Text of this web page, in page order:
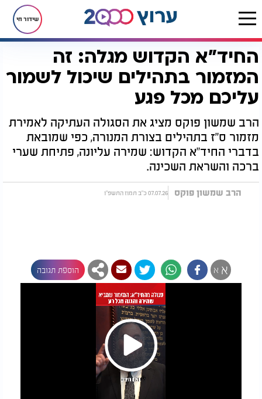
שידור חי
דף הבית יהדות סגולות החיד"א הקדוש מגלה: זה המזמור בתהילים שיכול לשמור עליכם מכל פגע
החיד"א הקדוש מגלה: זה
המזמור בתהילים שיכול לשמור
עליכם מכל פגע
הרב שמשון פוקס מציג את הסגולה העתיקה לאמירת
מזמור ס"ז בתהילים בצורת המנורה, כפי שמובאת
בדברי החיד"א הקדוש: שמירה עליונה, פתיחת שערי
ברכה והשראת השכינה.
הרב שמשון פוקס 07.07.26 כ"ב תמוז התשפ"ו
א א הוספת תגובה
Play